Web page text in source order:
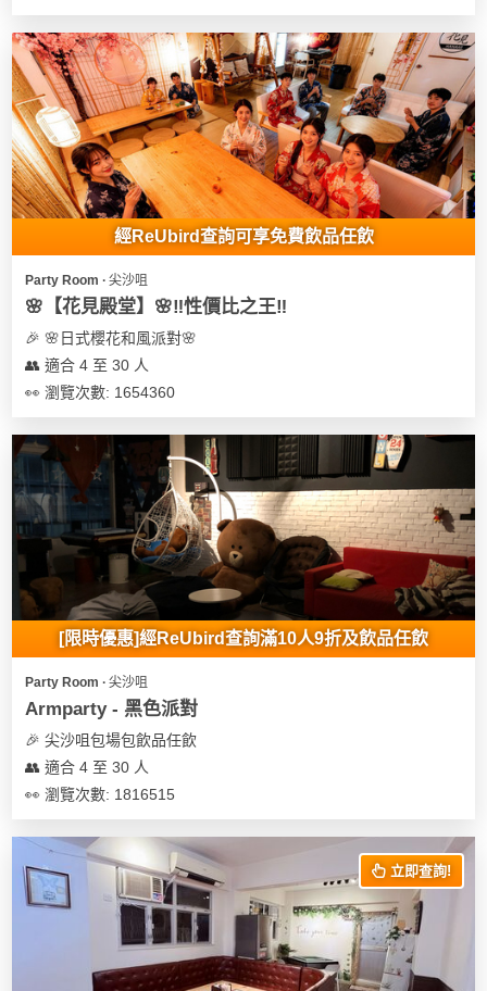
花
束
及
花
藝
禮
品
場
地
佈
置
品
即
即
煮
列
會
及
拍
餐
廳
會
慶
祝
生
日
拍
拖
業/
公
司
活
動
婚
親
子
動
活
動
攻
略
員
計
劃
會
員
需
社
交
軟
時
間
神
侶
心
清
單
們
關
經ReUbird查詢可享免費飲品任飲
Party Room ∙ 尖沙咀
🌸【花見殿堂】🌸‼️性價比之王‼️
🎉 🌸日式櫻花和風派對🌸
👥 適合 4 至 30 人
👀 瀏覽次數: 1654360
[限時優惠]經ReUbird查詢滿10人9折及飲品任飲
Party Room ∙ 尖沙咀
Armparty - 黑色派對
🎉 尖沙咀包場包飲品任飲
👥 適合 4 至 30 人
👀 瀏覽次數: 1816515
立即查詢!